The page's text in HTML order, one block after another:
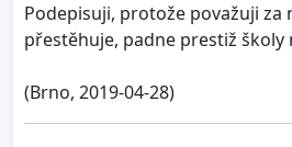
Podepisuji, protože považuji za
přestěhuje, padne prestiž školy
(Brno, 2019-04-28)